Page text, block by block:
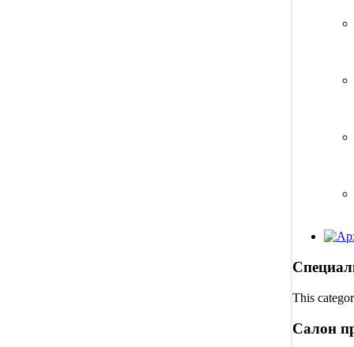
This
Салон